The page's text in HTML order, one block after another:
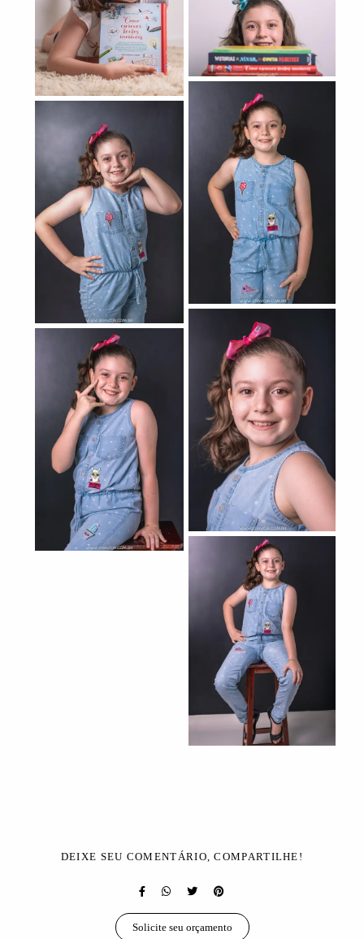
DEIXE SEU COMENTÁRIO, COMPARTILHE!
Solicite seu orçamento